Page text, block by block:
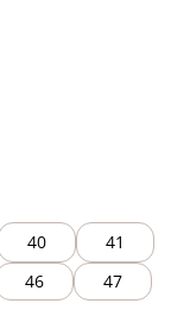
40
41
46
47